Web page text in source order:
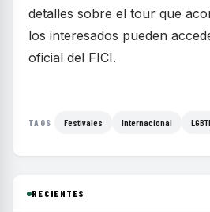
detalles sobre el tour que
los interesados pueden
oficial del FICI.
TAGS Festivales Internacional
RECIENTES